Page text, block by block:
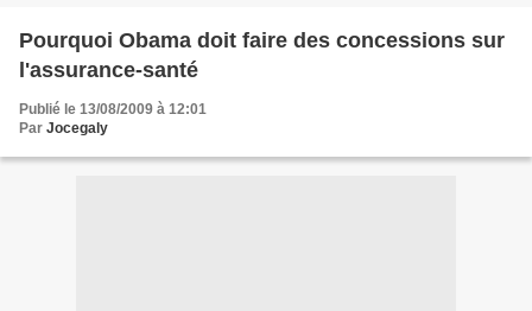
Pourquoi Obama doit faire des concessions sur
l'assurance-santé
Publié le 13/08/2009 à 12:01
Par Jocegaly